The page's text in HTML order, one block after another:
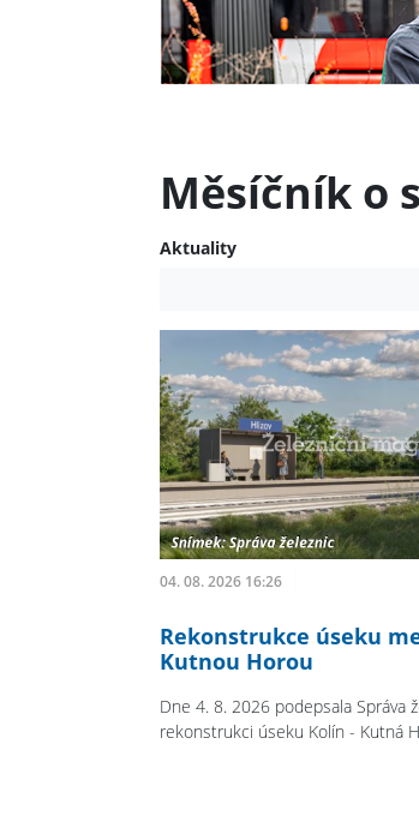
Měsíčník o
Aktuality
04. 08. 2026 16:26
Rekonstrukce úseku
Kutnou Horou
Dne 4. 8. 2026 podepsala Správa
rekonstrukci úseku Kolín - Kutná